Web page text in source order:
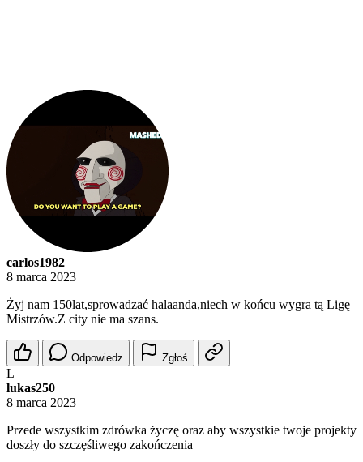
carlos1982
8 marca 2023
Żyj nam 150lat,sprowadzać halaanda,niech w końcu wygra tą Ligę
Mistrzów.Z city nie ma szans.
Odpowiedz Zgłoś
L
lukas250
8 marca 2023
Przede wszystkim zdrówka życzę oraz aby wszystkie twoje projekty
doszły do szczęśliwego zakończenia